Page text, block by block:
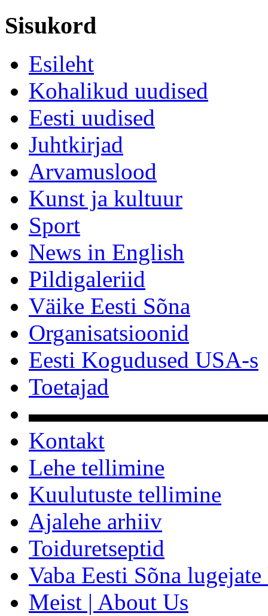
Sisukord
Esileht
Kohalikud uudised
Eesti uudised
Juhtkirjad
Arvamuslood
Kunst ja kultuur
Sport
News in English
Pildigaleriid
Väike Eesti Sõna
Organisatsioonid
Eesti Kogudused USA-s
Toetajad
Kontakt
Lehe tellimine
Kuulutuste tellimine
Ajalehe arhiiv
Toiduretseptid
Vaba Eesti Sõna
Meist | About Us